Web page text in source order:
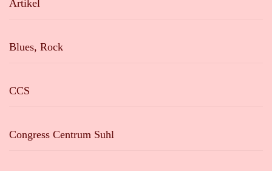
Artikel
Blues, Rock
CCS
Congress Centrum Suhl